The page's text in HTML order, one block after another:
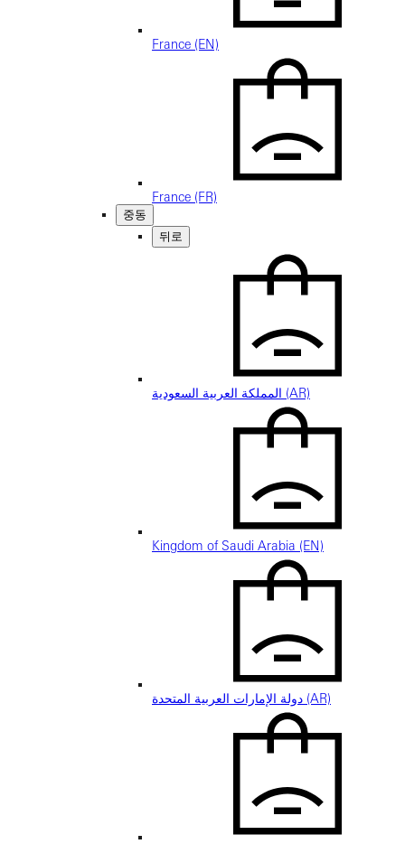
France (EN)
France (FR)
중동
뒤로
المملكة العربية السعودية (AR)
Kingdom of Saudi Arabia (EN)
دولة الإمارات العربية المتحدة (AR)